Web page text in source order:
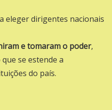
eleger dirigentes nacionais
e tomaram o poder,
se estende a
do país.